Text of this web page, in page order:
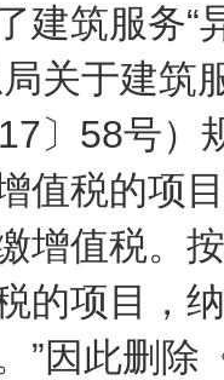
筑服务“异
局关于建
〕58号）
值税的项
增值税。
的项目，
”因此删除